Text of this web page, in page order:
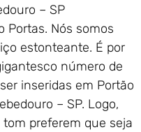
– SP
Portas. Nós somos
estonteante. É por
número de
inseridas em Portão
– SP. Logo,
preferem que seja